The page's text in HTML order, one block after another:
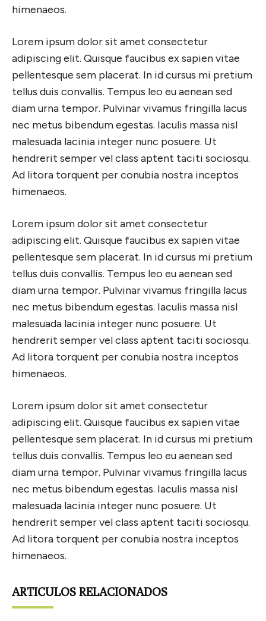
himenaeos.
Lorem ipsum dolor sit amet consectetur
adipiscing elit. Quisque faucibus ex sapien vitae
pellentesque sem placerat. In id cursus mi pretium
tellus duis convallis. Tempus leo eu aenean sed
diam urna tempor. Pulvinar vivamus fringilla lacus
nec metus bibendum egestas. Iaculis massa nisl
malesuada lacinia integer nunc posuere. Ut
hendrerit semper vel class aptent taciti sociosqu.
Ad litora torquent per conubia nostra inceptos
himenaeos.
Lorem ipsum dolor sit amet consectetur
adipiscing elit. Quisque faucibus ex sapien vitae
pellentesque sem placerat. In id cursus mi pretium
tellus duis convallis. Tempus leo eu aenean sed
diam urna tempor. Pulvinar vivamus fringilla lacus
nec metus bibendum egestas. Iaculis massa nisl
malesuada lacinia integer nunc posuere. Ut
hendrerit semper vel class aptent taciti sociosqu.
Ad litora torquent per conubia nostra inceptos
himenaeos.
Lorem ipsum dolor sit amet consectetur
adipiscing elit. Quisque faucibus ex sapien vitae
pellentesque sem placerat. In id cursus mi pretium
tellus duis convallis. Tempus leo eu aenean sed
diam urna tempor. Pulvinar vivamus fringilla lacus
nec metus bibendum egestas. Iaculis massa nisl
malesuada lacinia integer nunc posuere. Ut
hendrerit semper vel class aptent taciti sociosqu.
Ad litora torquent per conubia nostra inceptos
himenaeos.
ARTICULOS RELACIONADOS